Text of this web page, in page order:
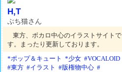
H,T
ぶち猫さん
東方、ボカロ中心のイラストサイトで
す。まったり更新しております。
*ポップ＆キュート
*少女 #VOCALOID
#東方 #イラスト #版権物中心 #